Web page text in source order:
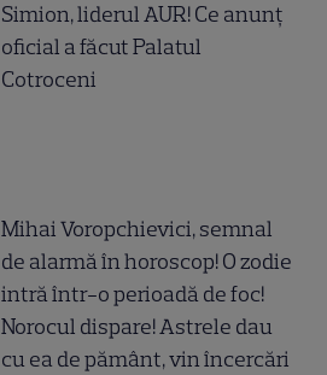
Simion, liderul AUR! Ce anunț
oficial a făcut Palatul
Cotroceni
Mihai Voropchievici, semnal
de alarmă în horoscop! O zodie
intră într-o perioadă de foc!
Norocul dispare! Astrele dau
cu ea de pământ, vin încercări